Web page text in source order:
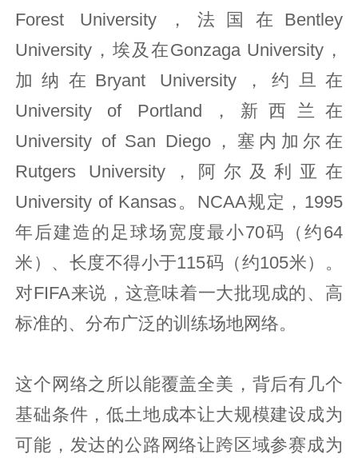
Forest University，法国在Bentley
University，埃及在Gonzaga University，
加纳在Bryant University，约旦在
University of Portland，新西兰在
University of San Diego，塞内加尔在
Rutgers University，阿尔及利亚在
University of Kansas。NCAA规定，1995
年后建造的足球场宽度最小70码（约64
米）、长度不得小于115码（约105米）。
对FIFA来说，这意味着一大批现成的、高
标准的、分布广泛的训练场地网络。
这个网络之所以能覆盖全美，背后有几个
基础条件，低土地成本让大规模建设成为
可能，发达的公路网络让跨区域参赛成为